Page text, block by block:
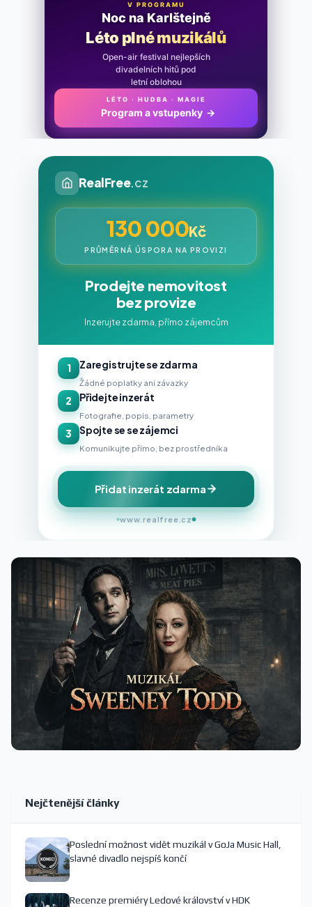
V PROGRAMU
Noc na Karlštejně
Léto plné muzikálů
Open-air festival nejlepších
divadelních hitů pod
letní oblohou
LÉTO · HUDBA · MAGIE
Program a vstupenky →
RealFree.cz
130 000Kč
PRŮMĚRNÁ ÚSPORA NA PROVIZI
Prodejte nemovitost
bez provize
Inzerujte zdarma, přímo zájemcům
1 Zaregistrujte se zdarma
Žádné poplatky ani závazky
2 Přidejte inzerát
Fotografie, popis, parametry
3 Spojte se se zájemci
Komunikujte přímo, bez prostředníka
Přidat inzerát zdarma
www.realfree.cz
Nejčtenější články
Poslední možnost vidět muzikál v GoJa Music Hall,
slavné divadlo nejspíš končí
Recenze premiéry Ledové království v HDK